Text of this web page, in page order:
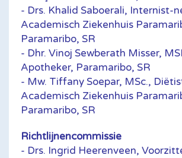
- Drs. Khalid Saboerali, Internist-
Academisch Ziekenhuis
Paramaribo, SR
- Dhr. Vinoj Sewberath Misser,
Apotheker, Paramaribo, SR
- Mw. Tiffany Soepar, MSc.,
Academisch Ziekenhuis
Paramaribo, SR
Richtlijnencommissie
- Drs. Ingrid Heerenveen,